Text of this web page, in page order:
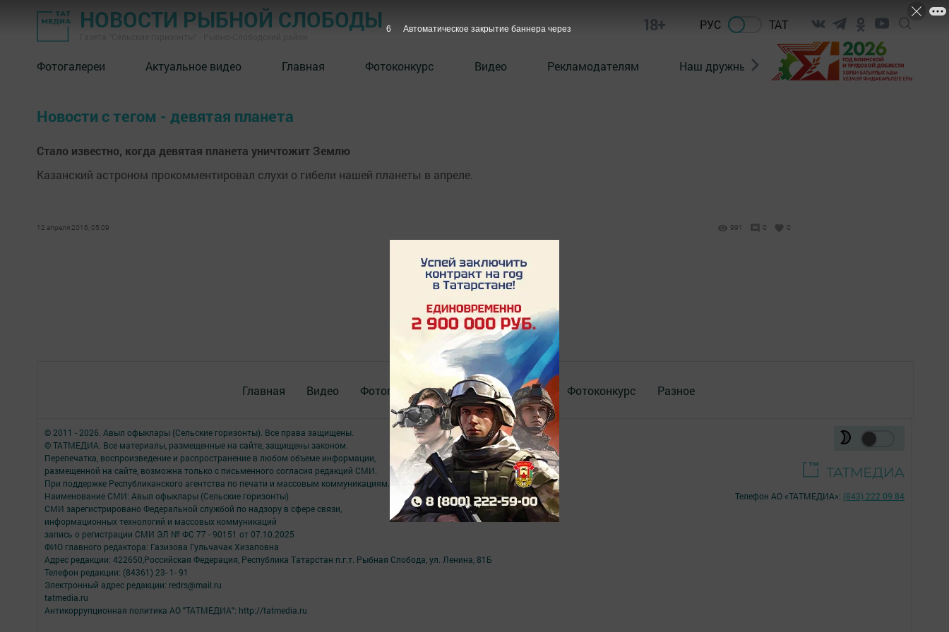
НОВОСТИ РЫБНОЙ СЛОБОДЫ 18+ РУС ТАТ
Фотогалереи Актуальное видео Главная Фотоконкурс Видео Рекламодателям Наш дружный коллектив Документы
Новости с тегом - девятая планета
Стало известно, когда девятая планета уничтожит Землю
Казанский астроном прокомментировал слухи о гибели нашей планеты в апреле.
12 апреля 2016, 05:09 991 0 0
Главная Видео Фотогалереи Актуальное видео Фотоконкурс Разное
© 2011 - 2026. Авыл офыклары (Сельские горизонты). Все права защищены.
© ТАТМЕДИА. Все материалы, размещенные на сайте, защищены законом.
Перепечатка, воспроизведение и распространение в любом объеме информации,
размещенной на сайте, возможна только с письменного согласия редакций СМИ.
При поддержке Республиканского агентства по печати и массовым коммуникациям.
Наименование СМИ: Авыл офыклары (Сельские горизонты)
СМИ зарегистрировано Федеральной службой по надзору в сфере связи,
информационных технологий и массовых коммуникаций
запись о регистрации СМИ ЭЛ № ФС 77 - 90151 от 07.10.2025
ФИО главного редактора: Газизова Гульчачак Хизаповна
Адрес редакции: 422650,Российская Федерация, Республика Татарстан п.г.т. Рыбная Слобода, ул. Ленина, 81Б
Телефон редакции: (84361) 23- 1- 91
Электронный адрес редакции: redrs@mail.ru
tatmedia.ru
Антикоррупционная политика АО "ТАТМЕДИА": http://tatmedia.ru
Телефон АО «ТАТМЕДИА»: (843) 222 09 84
6 Автоматическое закрытие баннера через